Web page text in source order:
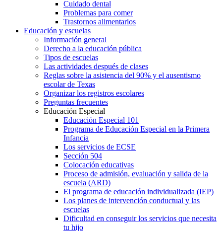
Cuidado dental
Problemas para comer
Trastornos alimentarios
Educación y escuelas
Información general
Derecho a la educación pública
Tipos de escuelas
Las actividades después de clases
Reglas sobre la asistencia del 90% y el ausentismo
escolar de Texas
Organizar los registros escolares
Preguntas frecuentes
Educación Especial
Educación Especial 101
Programa de Educación Especial en la Primera
Infancia
Los servicios de ECSE
Sección 504
Colocación educativas
Proceso de admisión, evaluación y salida de la
escuela (ARD)
El programa de educación individualizada (IEP)
Los planes de intervención conductual y las
escuelas
Dificultad en conseguir los servicios que necesita
tu hijo